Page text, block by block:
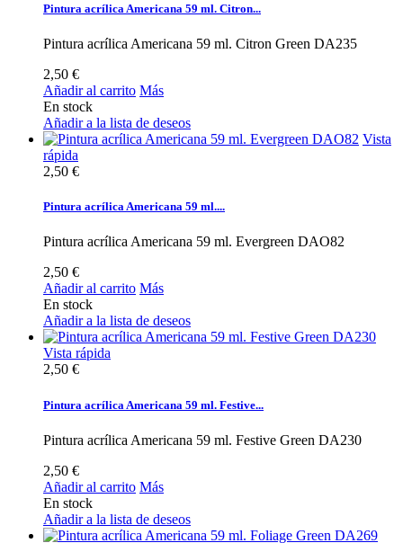
Pintura acrílica Americana 59 ml. Citron...
Pintura acrílica Americana 59 ml. Citron Green DA235
2,50 €
Añadir al carrito Más
En stock
Añadir a la lista de deseos
Vista
rápida
2,50 €
Pintura acrílica Americana 59 ml....
Pintura acrílica Americana 59 ml. Evergreen DAO82
2,50 €
Añadir al carrito Más
En stock
Añadir a la lista de deseos
Vista rápida
2,50 €
Pintura acrílica Americana 59 ml. Festive...
Pintura acrílica Americana 59 ml. Festive Green DA230
2,50 €
Añadir al carrito Más
En stock
Añadir a la lista de deseos